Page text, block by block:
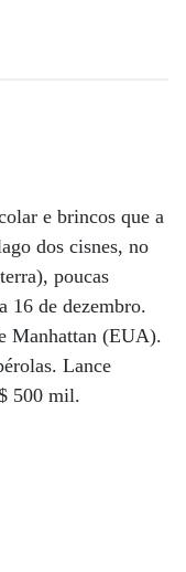
e brincos que a
dos cisnes, no
poucas
16 de dezembro.
Manhattan (EUA).
Lance
500 mil.